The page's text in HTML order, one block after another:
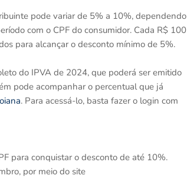
pode variar de 5% a 10%, dependendo
com o CPF do consumidor. Cada R$ 100
para alcançar o desconto mínimo de 5%.
do IPVA de 2024, que poderá ser emitido
pode acompanhar o percentual que já
. Para acessá-lo, basta fazer o login com
para conquistar o desconto de até 10%.
por meio do site